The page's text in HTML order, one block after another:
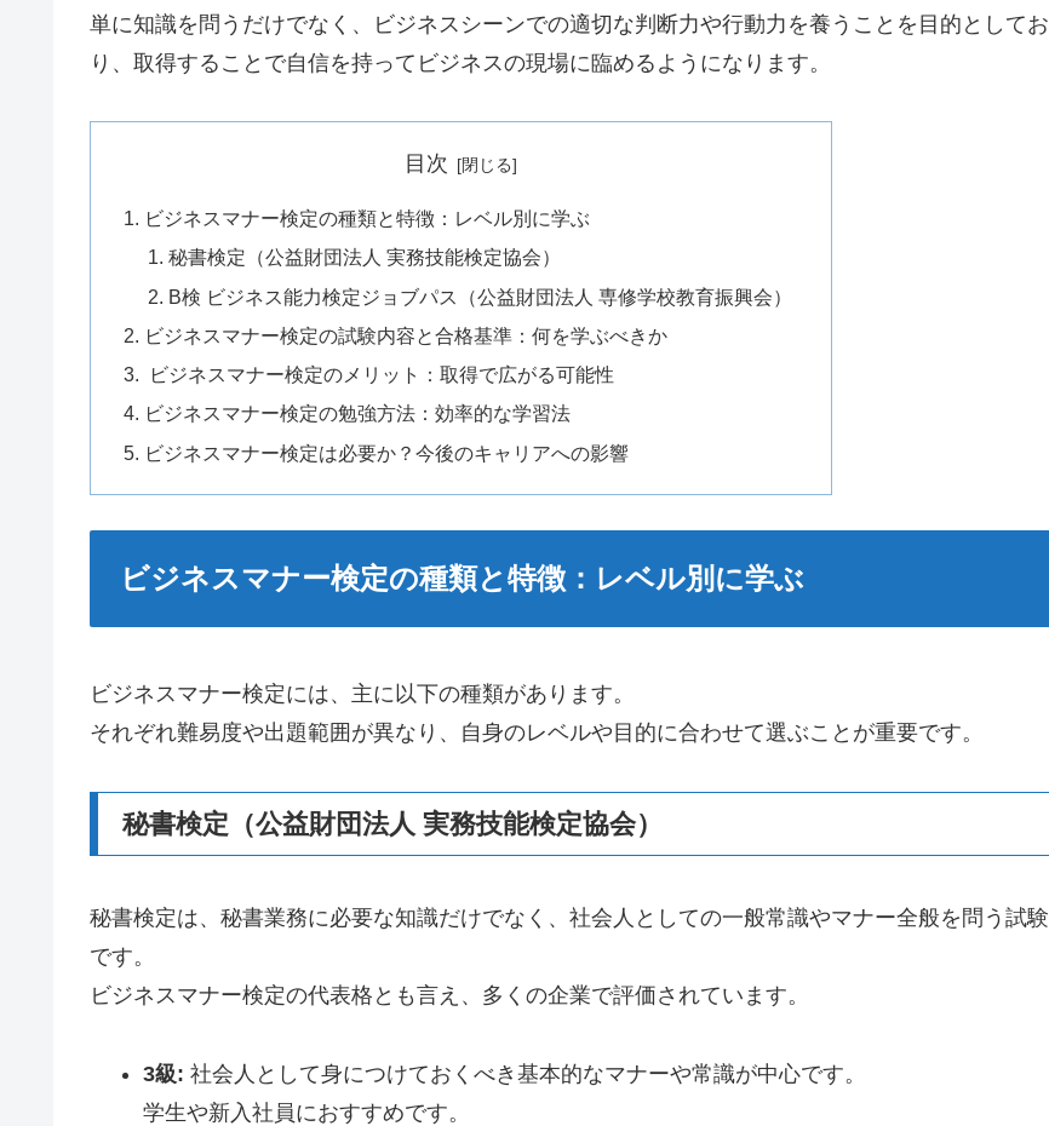
単に知識を問うだけでなく、ビジネスシーンでの適切な判断力や行動力を養うことを目的としてお
り、取得することで自信を持ってビジネスの現場に臨めるようになります。
目次
ビジネスマナー検定の種類と特徴：レベル別に学ぶ
秘書検定（公益財団法人 実務技能検定協会）
B検 ビジネス能力検定ジョブパス（公益財団法人 専修学校教育振興会）
ビジネスマナー検定の試験内容と合格基準：何を学ぶべきか
ビジネスマナー検定のメリット：取得で広がる可能性
ビジネスマナー検定の勉強方法：効率的な学習法
ビジネスマナー検定は必要か？今後のキャリアへの影響
ビジネスマナー検定の種類と特徴：レベル別に学ぶ
ビジネスマナー検定には、主に以下の種類があります。
それぞれ難易度や出題範囲が異なり、自身のレベルや目的に合わせて選ぶことが重要です。
秘書検定（公益財団法人 実務技能検定協会）
秘書検定は、秘書業務に必要な知識だけでなく、社会人としての一般常識やマナー全般を問う試験
です。
ビジネスマナー検定の代表格とも言え、多くの企業で評価されています。
3級: 社会人として身につけておくべき基本的なマナーや常識が中心です。
学生や新入社員におすすめです。